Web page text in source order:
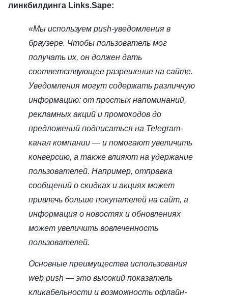
линкбилдинга Links.Sape:
«Мы используем push-уведомления в
браузере. Чтобы пользователь мог
получать их, он должен дать
соответствующее разрешение на сайте.
Уведомления могут содержать различную
информацию: от простых напоминаний,
рекламных акций и промокодов до
предложений подписаться на Telegram-
канал компании — и помогают увеличить
конверсию, а также влияют на удержание
пользователей. Например, отправка
сообщений о скидках и акциях может
привлечь больше покупателей на сайт, а
информация о новостях и обновлениях
может увеличить вовлеченность
пользователей.
Основные преимущества использования
web push — это высокий показатель
кликабельности и возможность офлайн-